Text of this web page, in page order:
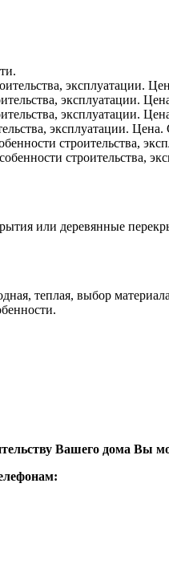
эксплуатации.
эксплуатации.
эксплуатации.
эксплуатации. Цена.
строительства,
строительства,
или деревянные
теплая, выбор
Вашего дома